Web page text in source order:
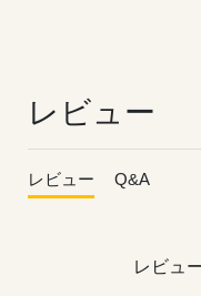
レビュー
レビュー Q&A
レビュ